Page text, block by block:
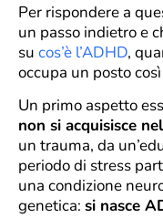
Per rispondere a
un passo indietro e
su cos’è l’ADHD,
occupa un posto
Un primo aspetto
non si acquisisce
un trauma, da
periodo di stress
una condizione
genetica: si nasce